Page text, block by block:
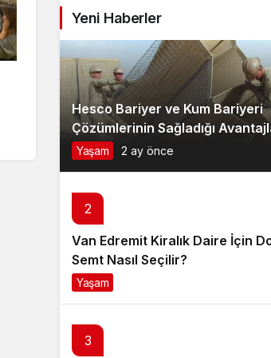
Yeni Haberler
Hesco Bariyer ve Kum Bariyeri
Çözümlerinin Sağladığı
Yaşam 2 ay önce
2
Van Edremit Kiralık Daire İçin
Semt Nasıl Seçilir?
Yaşam
3